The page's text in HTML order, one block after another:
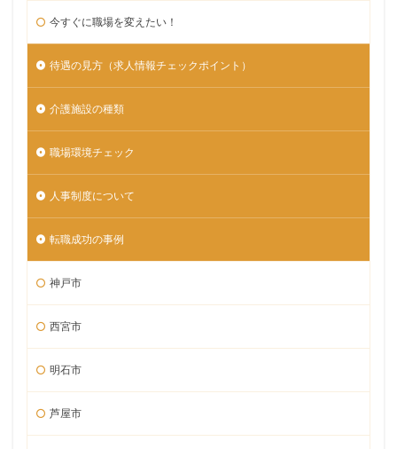
今すぐに職場を変えたい！
待遇の見方（求人情報チェックポイント）
介護施設の種類
職場環境チェック
人事制度について
転職成功の事例
神戸市
西宮市
明石市
芦屋市